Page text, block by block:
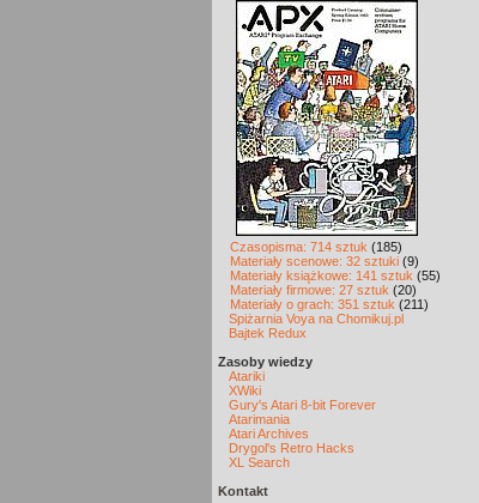
Czasopisma: 714 sztuk (185)
Materiały scenowe: 32 sztuki (9)
Materiały książkowe: 141 sztuk (55)
Materiały firmowe: 27 sztuk (20)
Materiały o grach: 351 sztuk (211)
Spiżarnia Voya na Chomikuj.pl
Bajtek Redux
Zasoby wiedzy
Atariki
XWiki
Gury's Atari 8-bit Forever
Atarimania
Atari Archives
Drygol's Retro Hacks
XL Search
Kontakt